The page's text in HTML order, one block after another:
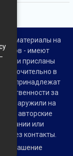
материалы на
- имеют
или присланы
в
принадлежат
за
обнаружили на
авторские
или
контакты.
соглашение